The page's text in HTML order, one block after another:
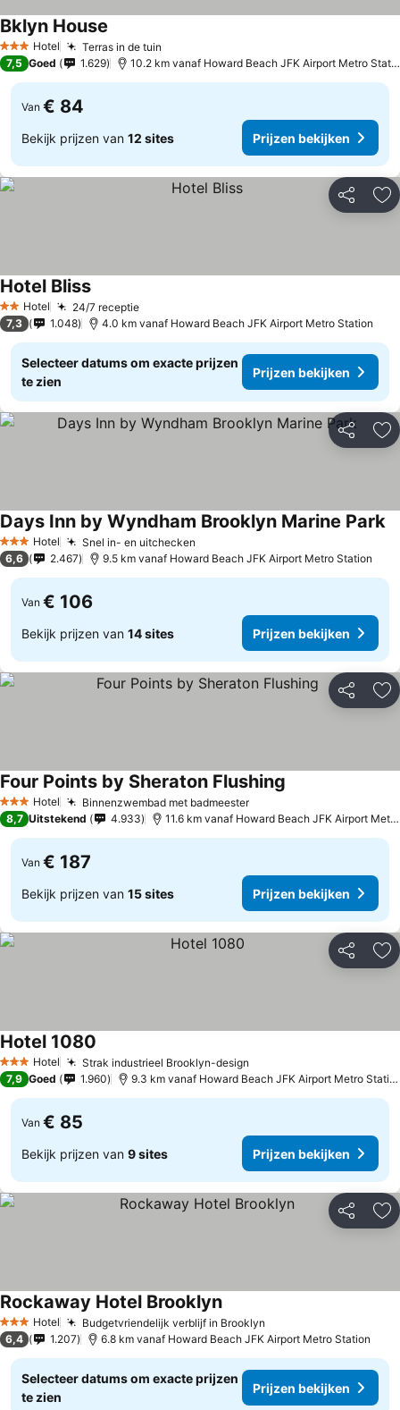
3 SterrenHotel Terras in de tuin
Bklyn House
7,5 Goed 1.629 10.2 km vanaf Howard Beach JFK Airport Metro Station
Van € 84
Bekijk prijzen van 12 sites Prijzen bekijken
Delen
2 Sterren
Hotel 24/7 receptie
Hotel Bliss
7,3 1.048 4.0 km vanaf Howard Beach JFK Airport Metro Station
Selecteer datums om exacte prijzen
te zien
Prijzen bekijken
Delen
3 SterrenHotel Snel in- en uitchecken
Days Inn by Wyndham Brooklyn Marine Park
6,6 2.467 9.5 km vanaf Howard Beach JFK Airport Metro Station
Van € 106
Bekijk prijzen van 14 sites Prijzen bekijken
Delen
3 SterrenHotel Binnenzwembad met badmeester
Four Points by Sheraton Flushing
8,7 Uitstekend 4.933 11.6 km vanaf Howard Beach JFK Airport Metro Station
Van € 187
Bekijk prijzen van 15 sites Prijzen bekijken
Delen
3 SterrenHotel Strak industrieel Brooklyn-design
Hotel 1080
7,9 Goed 1.960 9.3 km vanaf Howard Beach JFK Airport Metro Station
Van € 85
Bekijk prijzen van 9 sites Prijzen bekijken
Delen
3 SterrenHotel Budgetvriendelijk verblijf in Brooklyn
Rockaway Hotel Brooklyn
6,4 1.207 6.8 km vanaf Howard Beach JFK Airport Metro Station
Selecteer datums om exacte prijzen
te zien
Prijzen bekijken